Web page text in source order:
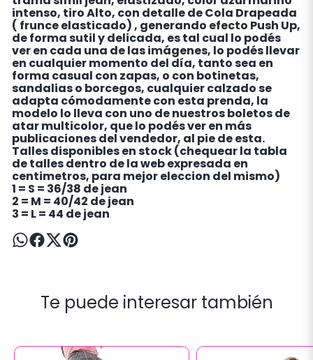
intenso, tiro Alto, con detalle de Cola Drapeada
( frunce elasticado) , generando efecto Push Up,
de forma sutil y delicada, es tal cual lo podés
ver en cada una de las imágenes, lo podés llevar
en cualquier momento del día, tanto sea en
forma casual con zapas, o con botinetas,
sandalias o borcegos, cualquier calzado se
adapta cómodamente con esta prenda, la
modelo lo lleva con uno de nuestros boletos de
atar multicolor, que lo podés ver en más
publicaciones del vendedor, al pie de esta.
Talles disponibles en stock (chequear la tabla
de talles dentro de la web expresada en
centimetros, para mejor eleccion del mismo)
1 = S = 36/38 de jean
2 = M = 40/42 de jean
3 = L = 44 de jean
Te puede interesar también